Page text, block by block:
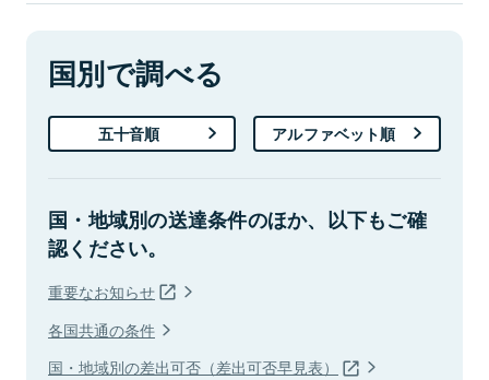
国別で調べる
五十音順 アルファベット順
国・地域別の送達条件のほか、以下もご確
認ください。
重要なお知らせ
各国共通の条件
国・地域別の差出可否（差出可否早見表）